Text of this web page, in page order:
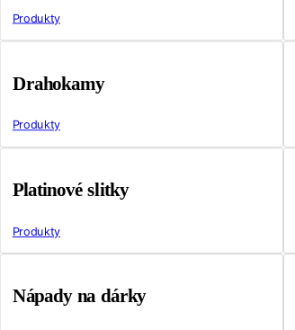
Produkty
Drahokamy
Produkty
Platinové slitky
Produkty
Nápady na dárky